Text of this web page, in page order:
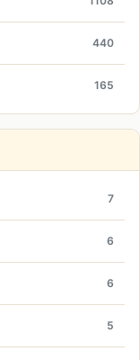
440
165
7
6
6
5